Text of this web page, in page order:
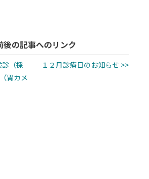
後の記事へのリンク
（採
胃カメ
１２月診療日のお知らせ >>